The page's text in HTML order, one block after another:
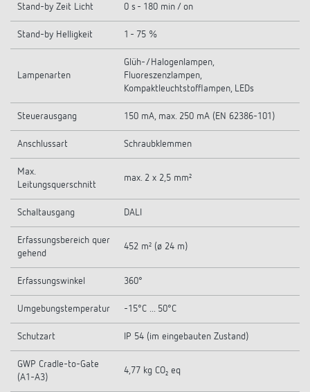
Stand-by Zeit Licht 0 s - 180 min / on
Stand-by Helligkeit 1 - 75 %
Lampenarten
Glüh-/Halogenlampen,
Fluoreszenzlampen,
Kompaktleuchtstofflampen, LEDs
Steuerausgang 150 mA, max. 250 mA (EN 62386-101)
Anschlussart Schraubklemmen
Max.
Leitungsquerschnitt
max. 2 x 2,5 mm²
Schaltausgang DALI
Erfassungsbereich quer
gehend
452 m² (ø 24 m)
Erfassungswinkel 360°
Umgebungstemperatur -15°C ... 50°C
Schutzart IP 54 (im eingebauten Zustand)
GWP Cradle-to-Gate
(A1-A3)
4,77 kg CO₂ eq